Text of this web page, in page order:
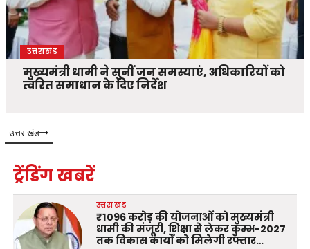
उत्तराखंड
मुख्यमंत्री धामी ने सुनीं जन समस्याएं, अधिकारियों को
त्वरित समाधान के दिए निर्देश
उत्तराखंड
ट्रेंडिंग खबरें
उत्तराखंड
₹1096 करोड़ की योजनाओं को मुख्यमंत्री
धामी की मंजूरी, शिक्षा से लेकर कुम्भ-2027
तक विकास कार्यों को मिलेगी रफ्तार…